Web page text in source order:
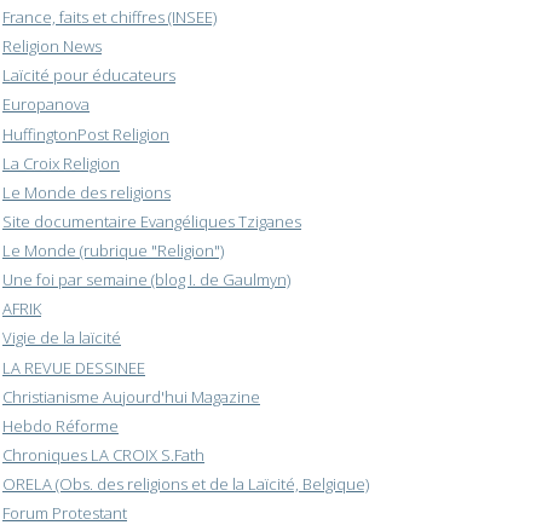
France, faits et chiffres (INSEE)
Religion News
Laïcité pour éducateurs
Europanova
HuffingtonPost Religion
La Croix Religion
Le Monde des religions
Site documentaire Evangéliques Tziganes
Le Monde (rubrique "Religion")
Une foi par semaine (blog I. de Gaulmyn)
AFRIK
Vigie de la laïcité
LA REVUE DESSINEE
Christianisme Aujourd'hui Magazine
Hebdo Réforme
Chroniques LA CROIX S.Fath
ORELA (Obs. des religions et de la Laïcité, Belgique)
Forum Protestant